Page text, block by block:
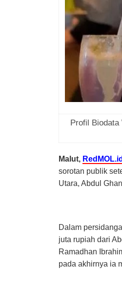
Profil
Malut, RedMOL.id
sorotan publik
Utara, Abdul
Dalam
juta rupiah dari
Ramadhan
pada akhirnya ia